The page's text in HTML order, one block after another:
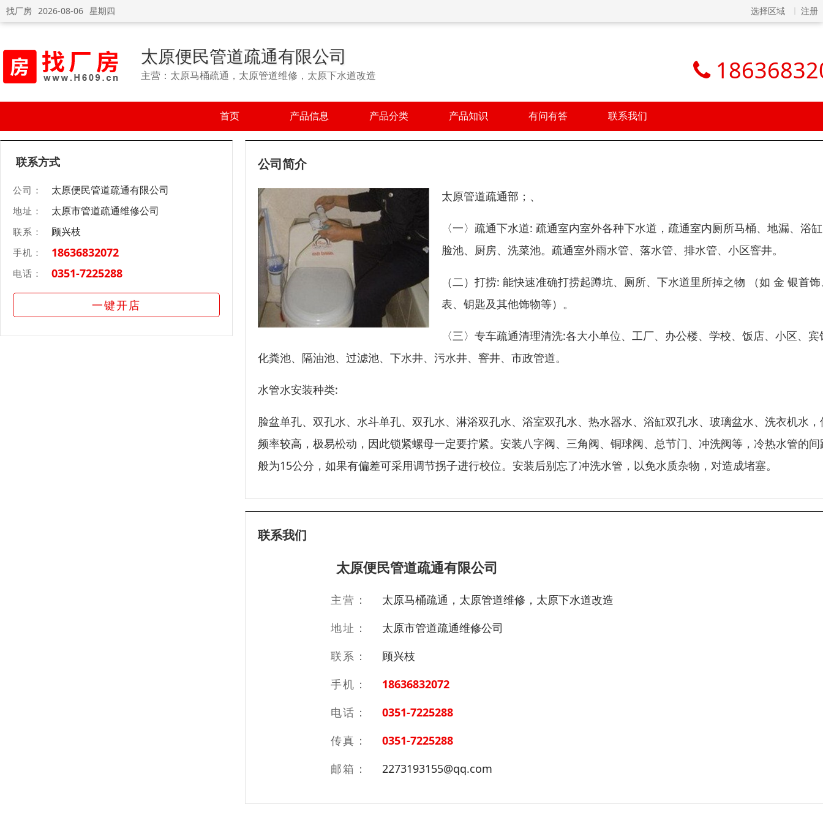
找厂房 2026-08-06 星期四 选择区域 注册
太原便民管道疏通有限公司
主营：太原马桶疏通，太原管道维修，太原下水道改造
首页 产品信息 产品分类 产品知识 有问有答 联系我们
联系方式
公司： 太原便民管道疏通有限公司
地址： 太原市管道疏通维修公司
联系： 顾兴枝
手机： 18636832072
电话： 0351-7225288
一键开店
公司简介
太原管道疏通部；、
〈一〉疏通下水道: 疏通室内室外各种下水道，疏通室内厕所马桶、地漏、浴
脸池、厨房、洗菜池。疏通室外雨水管、落水管、排水管、小区窨井。
（二）打捞: 能快速准确打捞起蹲坑、厕所、下水道里所掉之物 （如 金 银首
表、钥匙及其他饰物等）。
〈三〉专车疏通清理清洗:各大小单位、工厂、办公楼、学校、饭店、小区、宾
化粪池、隔油池、过滤池、下水井、污水井、窨井、市政管道。
水管水安装种类:
脸盆单孔、双孔水、水斗单孔、双孔水、淋浴双孔水、浴室双孔水、热水器水、浴缸双孔水、玻璃盆水、洗衣机水，
频率较高，极易松动，因此锁紧螺母一定要拧紧。安装八字阀、三角阀、铜球阀、总节门、冲洗阀等，冷热水管的间
般为15公分，如果有偏差可采用调节拐子进行校位。安装后别忘了冲洗水管，以免水质杂物，对造成堵塞。
联系我们
太原便民管道疏通有限公司
主营：
太原马桶疏通，太原管道维修，太原下水道改造
地址：
太原市管道疏通维修公司
联系：
顾兴枝
手机：
18636832072
电话：
0351-7225288
传真：
0351-7225288
邮箱：
2273193155@qq.com